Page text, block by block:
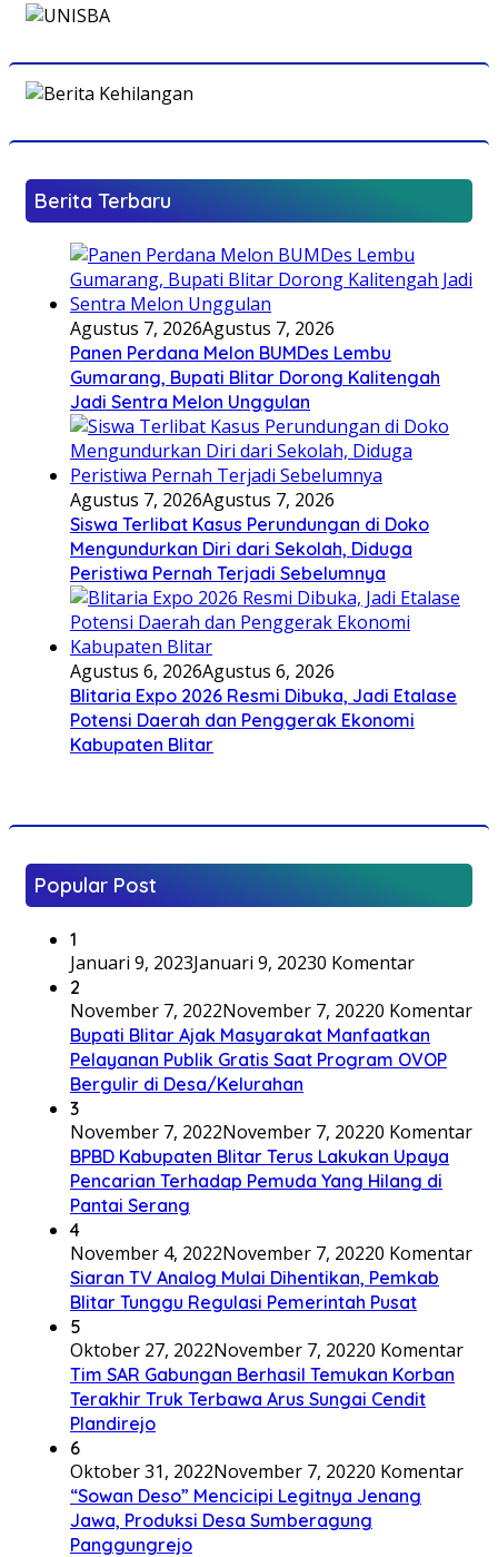
Berita Terbaru
Agustus 7, 2026Agustus 7, 2026
Panen Perdana Melon BUMDes Lembu
Gumarang, Bupati Blitar Dorong Kalitengah
Jadi Sentra Melon Unggulan
Agustus 7, 2026Agustus 7, 2026
Siswa Terlibat Kasus Perundungan di Doko
Mengundurkan Diri dari Sekolah, Diduga
Peristiwa Pernah Terjadi Sebelumnya
Agustus 6, 2026Agustus 6, 2026
Blitaria Expo 2026 Resmi Dibuka, Jadi Etalase
Potensi Daerah dan Penggerak Ekonomi
Kabupaten Blitar
Popular Post
1
Januari 9, 2023Januari 9, 20230 Komentar
2
November 7, 2022November 7, 20220 Komentar
Bupati Blitar Ajak Masyarakat Manfaatkan
Pelayanan Publik Gratis Saat Program OVOP
Bergulir di Desa/Kelurahan
3
November 7, 2022November 7, 20220 Komentar
BPBD Kabupaten Blitar Terus Lakukan Upaya
Pencarian Terhadap Pemuda Yang Hilang di
Pantai Serang
4
November 4, 2022November 7, 20220 Komentar
Siaran TV Analog Mulai Dihentikan, Pemkab
Blitar Tunggu Regulasi Pemerintah Pusat
5
Oktober 27, 2022November 7, 20220 Komentar
Tim SAR Gabungan Berhasil Temukan Korban
Terakhir Truk Terbawa Arus Sungai Cendit
Plandirejo
6
Oktober 31, 2022November 7, 20220 Komentar
“Sowan Deso” Mencicipi Legitnya Jenang
Jawa, Produksi Desa Sumberagung
Panggungrejo